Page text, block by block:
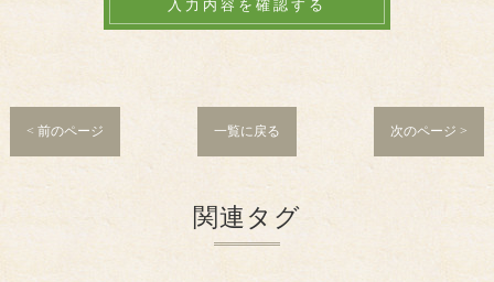
< 前のページ 一覧に戻る 次のページ >
関連タグ